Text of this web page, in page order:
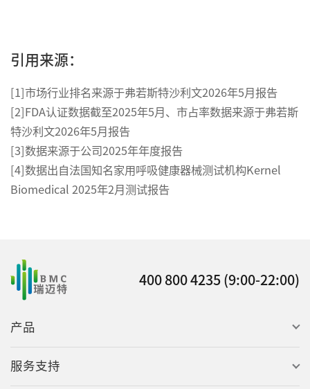
引用来源：
[1]市场行业排名来源于弗若斯特沙利文2026年5月报告
[2]FDA认证数据截至2025年5月、市占率数据来源于弗若斯
特沙利文2026年5月报告
[3]数据来源于公司2025年年度报告
[4]数据出自法国知名家用呼吸健康器械测试机构Kernel
Biomedical 2025年2月测试报告
400 800 4235 (9:00-22:00)
产品
服务支持